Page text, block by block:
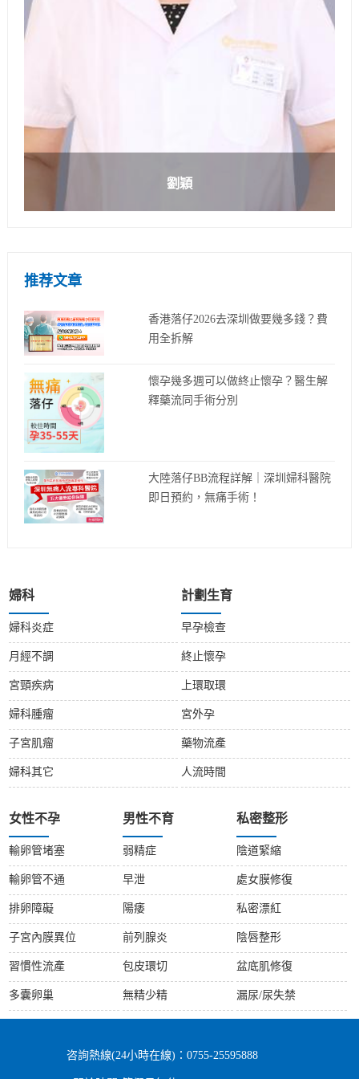
劉穎
推荐文章
香港落仔2026去深圳做要幾多錢？費
用全拆解
懷孕幾多週可以做終止懷孕？醫生解
釋藥流同手術分別
大陸落仔BB流程詳解｜深圳婦科醫院
即日預約，無痛手術！
婦科
婦科炎症
月經不調
宮頸疾病
婦科腫瘤
子宮肌瘤
婦科其它
計劃生育
早孕檢查
終止懷孕
上環取環
宮外孕
藥物流產
人流時間
女性不孕
輸卵管堵塞
輸卵管不通
排卵障礙
子宮內膜異位
習慣性流產
多囊卵巢
男性不育
弱精症
早泄
陽痿
前列腺炎
包皮環切
無精少精
私密整形
陰道緊縮
處女膜修復
私密漂紅
陰唇整形
盆底肌修復
漏尿/尿失禁
咨詢熱線(24小時在線)：0755-25595888